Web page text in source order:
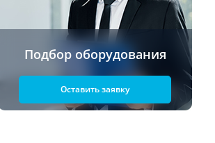
Подбор оборудования
Оставить заявку